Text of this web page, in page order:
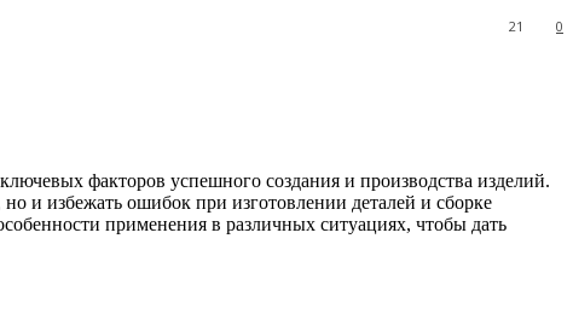
0
21
факторов успешного создания и производства изделий.
и избежать ошибок при изготовлении деталей и сборке
применения в различных ситуациях, чтобы дать